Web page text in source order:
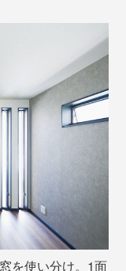
を使い分け。1面